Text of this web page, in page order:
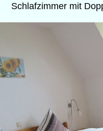
Schlafzimmer mit